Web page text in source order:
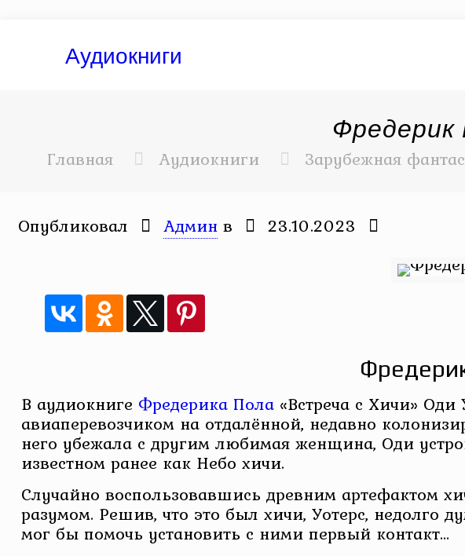
Аудиокниги
Фредерик
Главная Аудиокниги Зарубежная
Опубликовал Админ в 23.10.2023
В аудиокниге Фредерика Пола«Встреча с Хичи» Оди
авиаперевозчиком на отдалённой, недавно
него убежала с другим любимая женщина, Оди
известном ранее как Небо хичи.
Случайно воспользовавшись древним артефактом
разумом. Решив, что это был хичи, Уотерс, недолго
мог бы помочь установить с ними первый контакт…